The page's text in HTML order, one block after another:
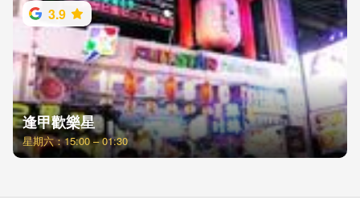
3.9
逢甲歡樂星
星期六：15:00 – 01:30